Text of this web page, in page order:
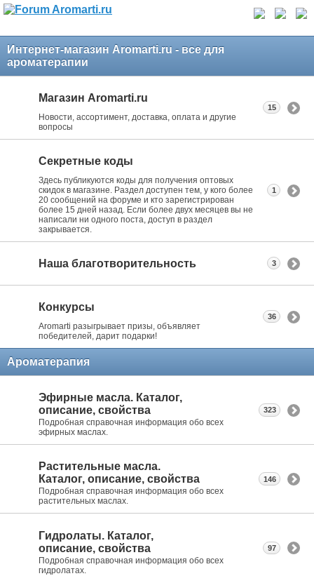
Интернет-магазин Aromarti.ru - все для
ароматерапии
Магазин Aromarti.ru
Новости, ассортимент, доставка, оплата и другие
вопросы
15
Секретные коды
Здесь публикуются коды для получения оптовых
скидок в магазине. Раздел доступен тем, у кого более
20 сообщений на форуме и кто зарегистрирован
более 15 дней назад. Если более двух месяцев вы не
написали ни одного поста, доступ в раздел
закрывается.
1
Наша благотворительность 3
Конкурсы
Aromarti разыгрывает призы, объявляет
победителей, дарит подарки!
36
Ароматерапия
Эфирные масла. Каталог,
описание, свойства
Подробная справочная информация обо всех
эфирных маслах.
323
Растительные масла.
Каталог, описание, свойства
Подробная справочная информация обо всех
растительных маслах.
146
Гидролаты. Каталог,
описание, свойства
Подробная справочная информация обо всех
гидролатах.
97